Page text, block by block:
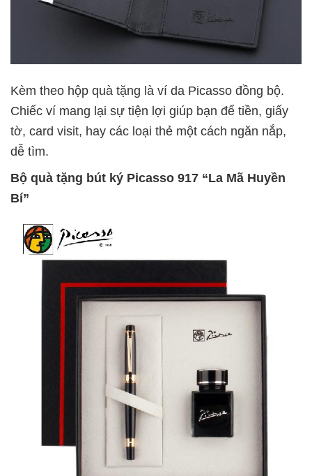
Kèm theo hộp quà tặng là ví da Picasso đồng bộ.
Chiếc ví mang lại sự tiện lợi giúp bạn để tiền, giấy
tờ, card visit, hay các loại thẻ một cách ngăn nắp,
dễ tìm.
Bộ quà tặng bút ký Picasso 917 “La Mã Huyền
Bí”